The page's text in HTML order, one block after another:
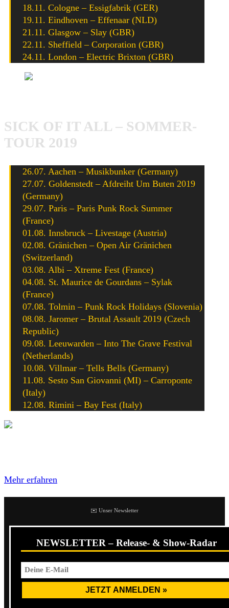
18.11. Cologne – Essigfabrik (GER)
19.11. Eindhoven – Effenaar (NLD)
21.11. Glasgow – Slay (GBR)
22.11. Sheffield – Corporation (GBR)
24.11. London – Electric Brixton (GBR)
SICK OF IT ALL – SOMMER-
TOUR 2019
26.07. Aachen – Musikbunker (Germany)
27.07. Goldenstedt – Afdreiht Um Buten 2019
(Germany)
29.07. Paris – Paris Punk Rock Summer
(France)
01.08. Innsbruck – Livestage (Austria)
02.08. Gränichen – Open Air Gränichen
(Switzerland)
03.08. Albi – Xtreme Fest (France)
04.08. St. Maurice de Gourdans – Sylak
(France)
07.08. Tolmin – Punk Rock Holidays (Slovenia)
08.08. Jaromer – Brutal Assault 2019 (Czech
Republic)
09.08. Leeuwarden – Into The Grave Festival
(Netherlands)
10.08. Villmar – Tells Bells (Germany)
11.08. Sesto San Giovanni (MI) – Carroponte
(Italy)
12.08. Rimini – Bay Fest (Italy)
Mehr erfahren
✉️ Unser Newsletter
NEWSLETTER – Release- & Show-Radar